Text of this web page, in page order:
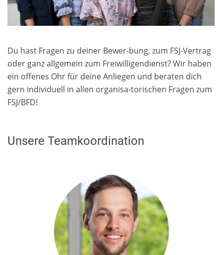
Du hast Fragen zu deiner Bewer-bung, zum FSJ-Vertrag
oder ganz allgemein zum Freiwilligendienst? Wir haben
ein offenes Ohr für deine Anliegen und beraten dich
gern individuell in allen organisa-torischen Fragen zum
FSJ/BFD!
Unsere Teamkoordination